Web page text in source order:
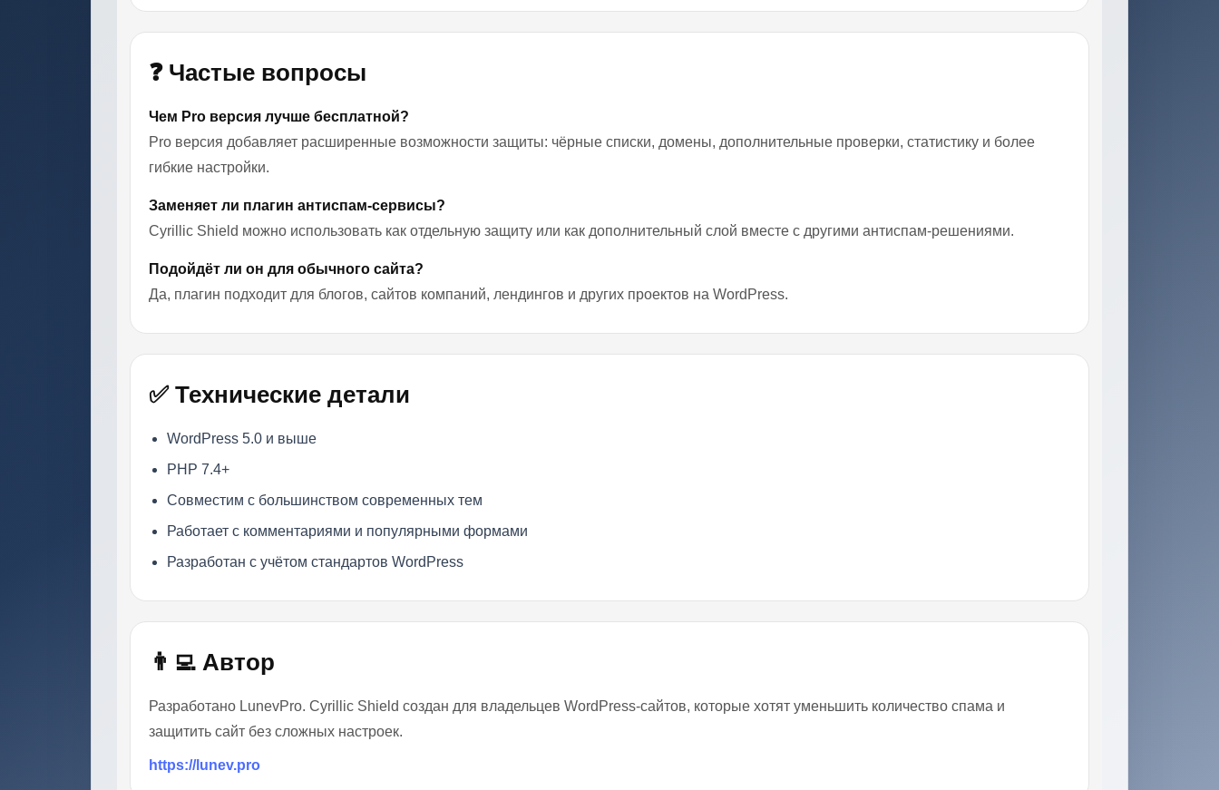
❓ Частые вопросы
Чем Pro версия лучше бесплатной?
Pro версия добавляет расширенные возможности защиты: чёрные списки, домены, дополнительные проверки, статистику и более
гибкие настройки.
Заменяет ли плагин антиспам-сервисы?
Cyrillic Shield можно использовать как отдельную защиту или как дополнительный слой вместе с другими антиспам-решениями.
Подойдёт ли он для обычного сайта?
Да, плагин подходит для блогов, сайтов компаний, лендингов и других проектов на WordPress.
✅ Технические детали
WordPress 5.0 и выше
PHP 7.4+
Совместим с большинством современных тем
Работает с комментариями и популярными формами
Разработан с учётом стандартов WordPress
👨‍💻 Автор
Разработано LunevPro. Cyrillic Shield создан для владельцев WordPress-сайтов, которые хотят уменьшить количество спама и
защитить сайт без сложных настроек.
https://lunev.pro